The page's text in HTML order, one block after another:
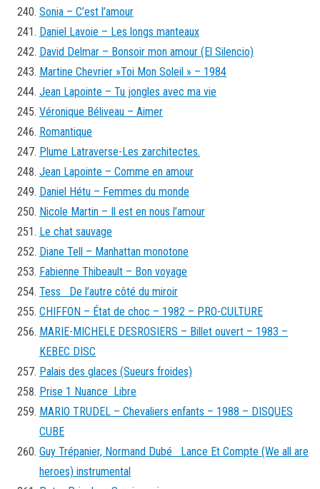
Sonia – C’est l’amour
Daniel Lavoie – Les longs manteaux
David Delmar – Bonsoir mon amour (El Silencio)
Martine Chevrier »Toi Mon Soleil » – 1984
Jean Lapointe – Tu jongles avec ma vie
Véronique Béliveau – Aimer
Romantique
Plume Latraverse-Les zarchitectes.
Jean Lapointe – Comme en amour
Daniel Hétu – Femmes du monde
Nicole Martin – Il est en nous l’amour
Le chat sauvage
Diane Tell – Manhattan monotone
Fabienne Thibeault – Bon voyage
Tess De l’autre côté du miroir
CHIFFON – État de choc – 1982 – PRO-CULTURE
MARIE-MICHELE DESROSIERS – Billet ouvert – 1983 –
KEBEC DISC
Palais des glaces (Sueurs froides)
Prise 1 Nuance Libre
MARIO TRUDEL – Chevaliers enfants – 1988 – DISQUES
CUBE
Guy Trépanier, Normand Dubé Lance Et Compte (We all are
heroes) instrumental